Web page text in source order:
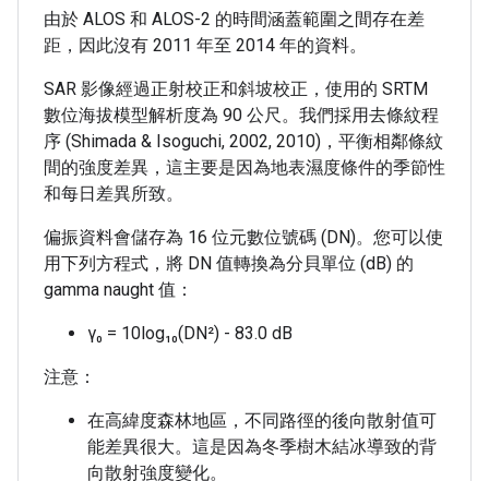
由於 ALOS 和 ALOS-2 的時間涵蓋範圍之間存在差
距，因此沒有 2011 年至 2014 年的資料。
SAR 影像經過正射校正和斜坡校正，使用的 SRTM
數位海拔模型解析度為 90 公尺。我們採用去條紋程
序 (Shimada & Isoguchi, 2002, 2010)，平衡相鄰條紋
間的強度差異，這主要是因為地表濕度條件的季節性
和每日差異所致。
偏振資料會儲存為 16 位元數位號碼 (DN)。您可以使
用下列方程式，將 DN 值轉換為分貝單位 (dB) 的
gamma naught 值：
γ₀ = 10log₁₀(DN²) - 83.0 dB
注意：
在高緯度森林地區，不同路徑的後向散射值可
能差異很大。這是因為冬季樹木結冰導致的背
向散射強度變化。